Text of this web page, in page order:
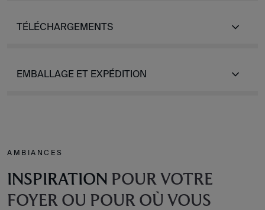
TÉLÉCHARGEMENTS
EMBALLAGE ET EXPÉDITION
AMBIANCES
INSPIRATION POUR VOTRE
FOYER OU POUR OÙ VOUS